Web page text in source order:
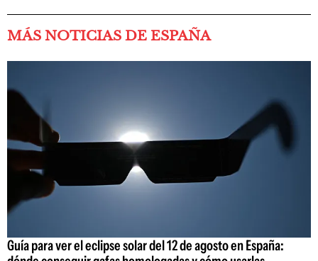
MÁS NOTICIAS DE ESPAÑA
Guía para ver el eclipse solar del 12 de agosto en España: